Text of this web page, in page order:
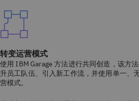
转变运营模式
使用 IBM Garage 方法进行共同创造，该方
升员工队伍、引入新工作流，并使用单一、
营模式。